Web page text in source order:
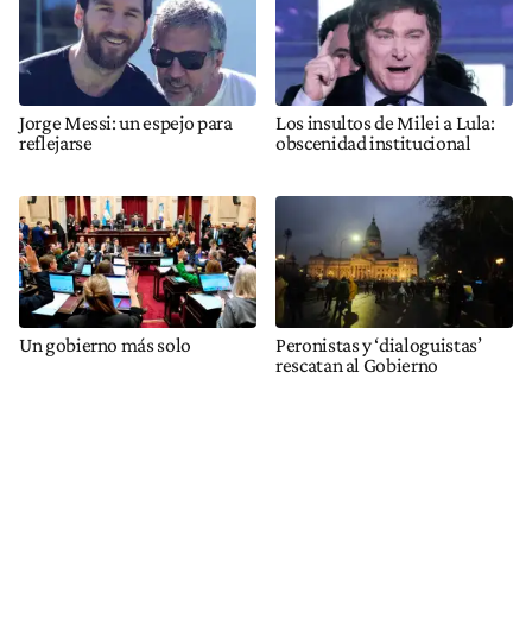
Jorge Messi: un espejo para
reflejarse
Los insultos de Milei a Lula:
obscenidad institucional
Un gobierno más solo
Peronistas y ‘dialoguistas’
rescatan al Gobierno